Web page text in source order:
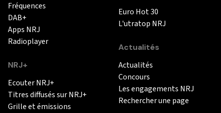
Fréquences
DAB+
Apps NRJ
Radioplayer
NRJ+
Ecouter NRJ+
Titres diffusés sur NRJ+
Grille et émissions
Euro Hot 30
L'utratop NRJ
Actualités
Actualités
Concours
Les engagements NRJ
Rechercher une page